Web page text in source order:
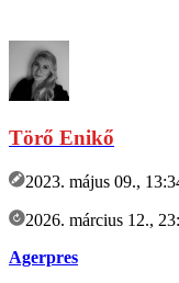
Törő Enikő
2023. május 09.,
2026. március 12.,
Agerpres